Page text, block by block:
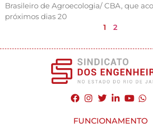
Brasileiro de Agroecologia/ CBA, que
próximos dias 20
1
2
FUNCIONAMENTO